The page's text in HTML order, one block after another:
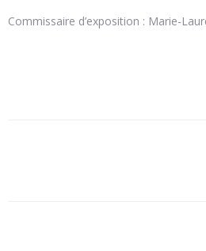
Commissaire d’exposition : Marie-